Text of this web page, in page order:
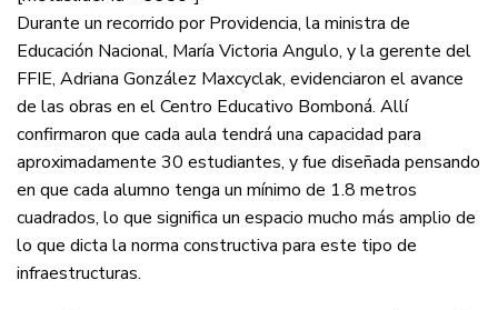
Durante un recorrido por Providencia, la ministra de
Educación Nacional, María Victoria Angulo, y la gerente del
FFIE, Adriana González Maxcyclak, evidenciaron el avance
de las obras en el Centro Educativo Bomboná. Allí
confirmaron que cada aula tendrá una capacidad para
aproximadamente 30 estudiantes, y fue diseñada pensando
en que cada alumno tenga un mínimo de 1.8 metros
cuadrados, lo que significa un espacio mucho más amplio de
lo que dicta la norma constructiva para este tipo de
infraestructuras.